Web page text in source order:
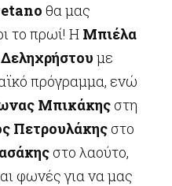
θα μας
το πρωί! Η Μπιέλα
με
πρόγραμμα, ενώ
Μπικάκηςστη
Πετρουλάκηςστο
στο λαούτο,
φωνές για να μας